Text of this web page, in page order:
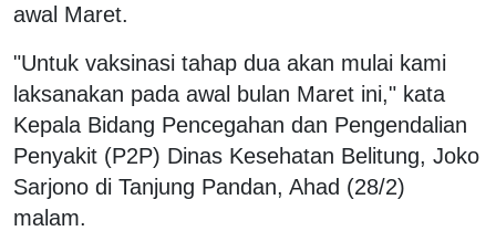
awal Maret.
"Untuk vaksinasi tahap dua akan mulai kami
laksanakan pada awal bulan Maret ini," kata
Kepala Bidang Pencegahan dan Pengendalian
Penyakit (P2P) Dinas Kesehatan Belitung, Joko
Sarjono di Tanjung Pandan, Ahad (28/2)
malam.